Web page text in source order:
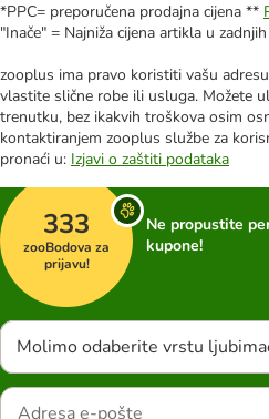
*PPC= preporučena prodajna cijena **
"Inače" = Najniža cijena artikla u
zooplus ima pravo koristiti vašu
vlastite slične robe ili usluga. Možete
trenutku, bez ikakvih troškova osim
kontaktiranjem zooplus službe za
pronaći u: Izjavi o zaštiti podataka
333
zooBodova za
prijavu!
Ne propustite
kupone!
Molimo odaberite vrstu